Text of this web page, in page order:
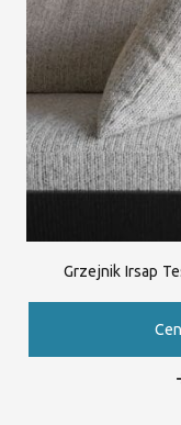
Grzejnik Irsap